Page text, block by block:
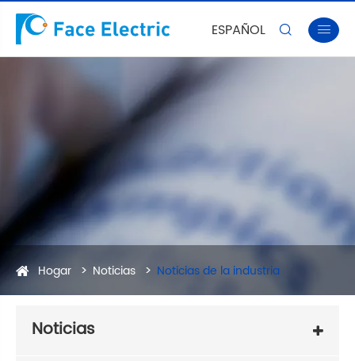
ESPAÑOL  
Hogar Noticias Noticias de la industria
Noticias